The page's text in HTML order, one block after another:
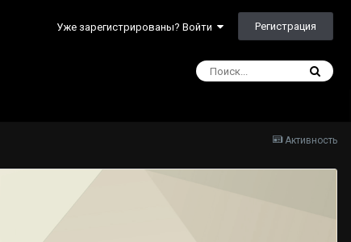
Уже зарегистрированы? Войти Регистрация
Активность